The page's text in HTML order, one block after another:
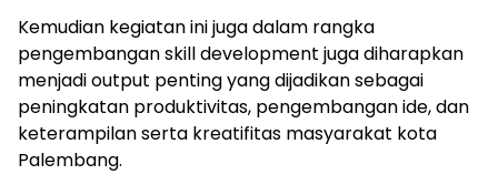
Kemudian kegiatan ini juga dalam rangka
pengembangan skill development juga diharapkan
menjadi output penting yang dijadikan sebagai
peningkatan produktivitas, pengembangan ide, dan
keterampilan serta kreatifitas masyarakat kota
Palembang.